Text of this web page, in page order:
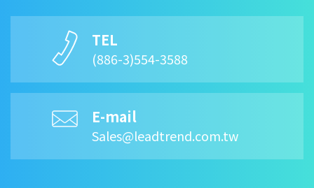
TEL
(886-3)554-3588
E-mail
Sales@leadtrend.com.tw